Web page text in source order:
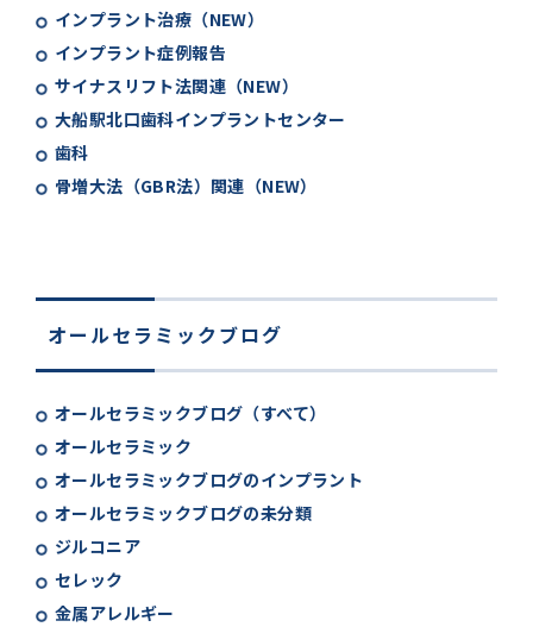
インプラント治療（NEW）
インプラント症例報告
サイナスリフト法関連（NEW）
大船駅北口歯科インプラントセンター
歯科
骨増大法（GBR法）関連（NEW）
オールセラミックブログ
オールセラミックブログ（すべて）
オールセラミック
オールセラミックブログのインプラント
オールセラミックブログの未分類
ジルコニア
セレック
金属アレルギー